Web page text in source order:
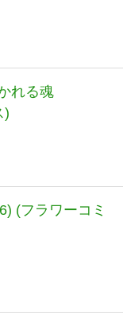
れる魂
)
(フラワーコミ